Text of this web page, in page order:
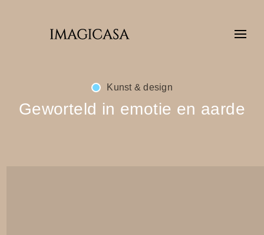
Kunst & design
Geworteld in emotie en aarde